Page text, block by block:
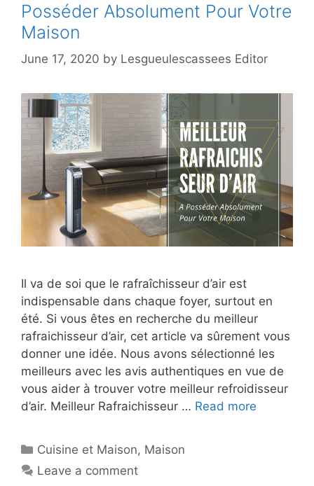
Posséder Absolument Pour Votre
Maison
June 17, 2020 by Lesgueulescassees Editor
Il va de soi que le rafraîchisseur d’air est
indispensable dans chaque foyer, surtout en
été. Si vous êtes en recherche du meilleur
rafraichisseur d’air, cet article va sûrement vous
donner une idée. Nous avons sélectionné les
meilleurs avec les avis authentiques en vue de
vous aider à trouver votre meilleur refroidisseur
d’air. Meilleur Rafraichisseur … Read more
Cuisine et Maison, Maison
Leave a comment